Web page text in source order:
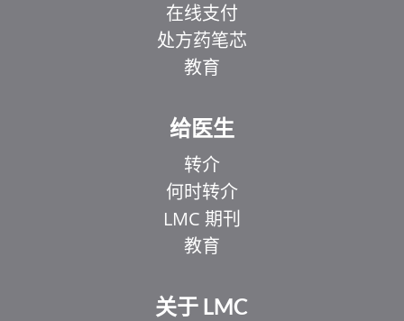
在线支付
处方药笔芯
教育
给医生
转介
何时转介
LMC 期刊
教育
关于 LMC